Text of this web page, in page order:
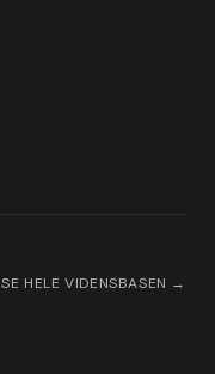
SE HELE VIDENSBASEN →